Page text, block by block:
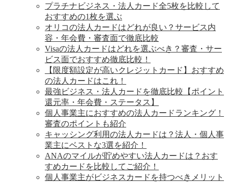
プラチナビジネス・法人カード全5枚を比較して
おすすめの1枚を選ぶ
オリコの法人カードはどれが良い？サービス内
容・年会費・審査面で徹底比較
Visaの法人カードはどれを選ぶべき？審査・サー
ビス面でおすすめ徹底比較！
【限度額設定が高いクレジットカード】おすすめ
の法人カードはこれ！
最強ビジネス・法人カードを徹底比較【ポイント
還元率・年会費・ステータス】
個人事業主におすすめの法人カードランキング！
審査のポイントも紹介
キャッシング利用の法人カードは？法人・個人事
業主にベストな3選を紹介！
ANAのマイルが貯めやすい法人カードは？おす
すめカードを比較してご紹介！
個人事業主がビジネスカードを持つべきメリット